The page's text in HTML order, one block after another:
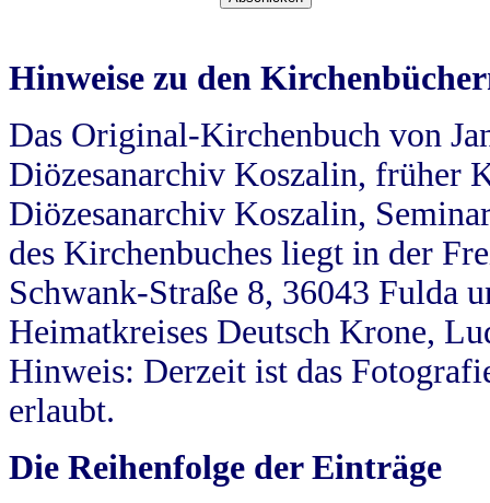
Hinweise zu den
Das Original-Kirchenbuch von
Diözesanarchiv Koszalin, früher
Diözesanarchiv Koszalin,
des Kirchenbuches liegt in der
Schwank-Straße 8, 36043 Fulda
Heimatkreises Deutsch Krone,
Hinweis: Derzeit ist das
erlaubt.
Die Reihenfolge der Einträge